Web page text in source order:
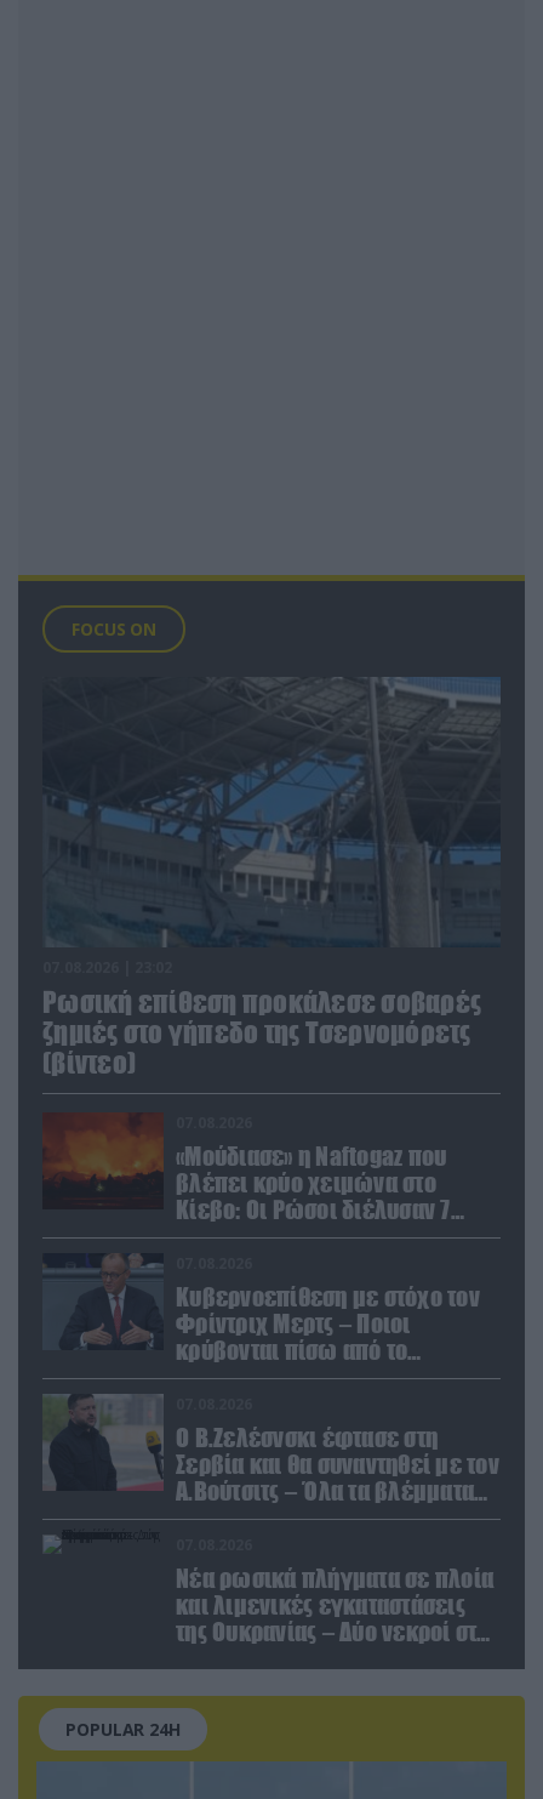
FOCUS ON
Ρωσική επίθεση προκάλεσε σοβαρές
ζημιές στο γήπεδο της Τσερνομόρετς
(βίντεο)
«Μούδιασε» η Naftogaz που
βλέπει κρύο χειμώνα στο
Κίεβο: Οι Ρώσοι διέλυσαν 7
εγκαταστάσεις του ουκρανικού
Κυβερνοεπίθεση με στόχο τον
Φρίντριχ Μερτς – Ποιοι
κρύβονται πίσω από το
παραποιημένο βίντεο
Ο Β.Ζελέσνσκι έφτασε στη
Σερβία και θα συναντηθεί με τον
Α.Βούτσιτς – Όλα τα βλέμματα
στις σχέσεις με τη Ρωσία
Νέα ρωσικά πλήγματα σε πλοία
και λιμενικές εγκαταστάσεις
της Ουκρανίας – Δύο νεκροί στην
POPULAR 24H